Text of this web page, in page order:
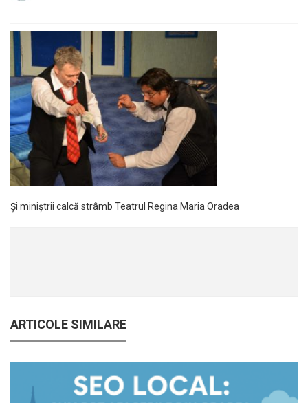
Și miniștrii calcă strâmb Teatrul Regina Maria Oradea
ARTICOLE SIMILARE